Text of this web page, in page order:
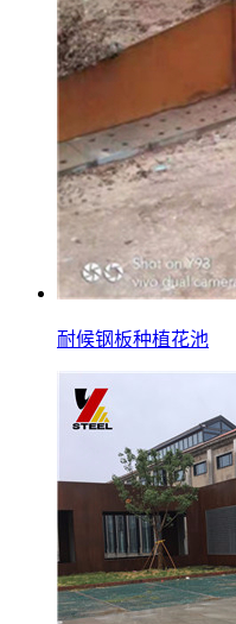
耐候钢板种植花池